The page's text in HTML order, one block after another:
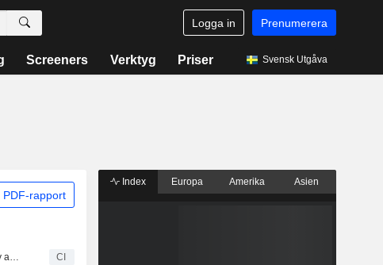
Logga in Prenumerera
Screeners Verktyg Priser Svensk Utgåva
PDF-rapport
Sweco utser Alex Lane till ny affärsområdeschef för Sweco UK och medlem i koncernledningen från den 1 oktober 2026 CI
Index Europa Amerika Asien